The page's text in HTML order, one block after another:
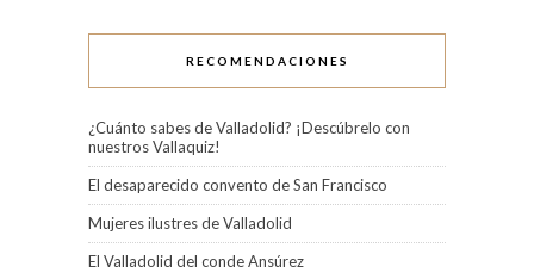
RECOMENDACIONES
¿Cuánto sabes de Valladolid? ¡Descúbrelo con
nuestros Vallaquiz!
El desaparecido convento de San Francisco
Mujeres ilustres de Valladolid
El Valladolid del conde Ansúrez